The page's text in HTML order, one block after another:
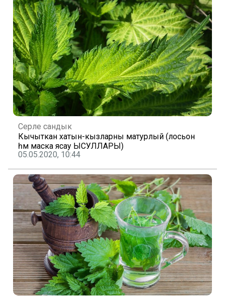
Серле сандык
Кычыткан хатын-кызларны матурлый (лосьон
һәм маска ясау ЫСУЛЛАРЫ)
05.05.2020, 10:44